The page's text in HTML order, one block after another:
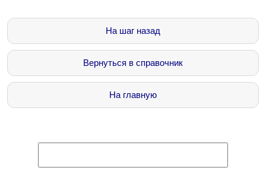
На шаг назад
Вернуться в справочник
На главную